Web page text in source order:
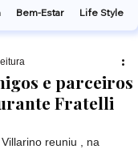
e parceiros
Fratelli
reuniu , na
Bem-Estar Life Style